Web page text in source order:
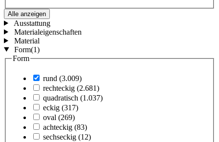
Alle anzeigen
Ausstattung
Materialeigenschaften
Material
Form(1)
Form
rund (3.009)
rechteckig (2.681)
quadratisch (1.037)
eckig (317)
oval (269)
achteckig (83)
sechseckig (12)